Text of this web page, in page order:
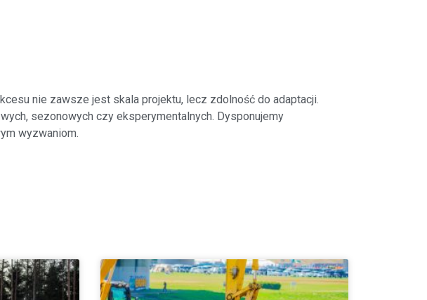
nie zawsze jest skala projektu, lecz zdolność do adaptacji.
sezonowych czy eksperymentalnych. Dysponujemy
wyzwaniom.